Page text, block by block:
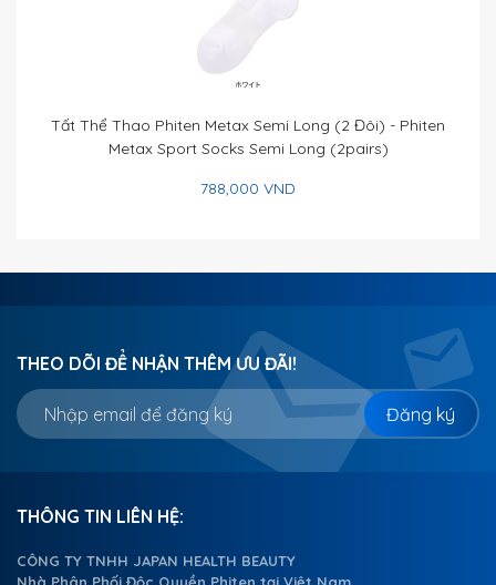
Tất Thể Thao Phiten Metax Semi Long (2 Đôi) - Phiten
Metax Sport Socks Semi Long (2pairs)
788,000 VND
THEO DÕI ĐỂ NHẬN THÊM ƯU ĐÃI!
Đăng ký
THÔNG TIN LIÊN HỆ:
CÔNG TY TNHH JAPAN HEALTH BEAUTY